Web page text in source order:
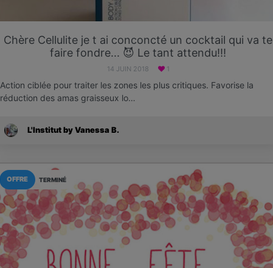
Chère Cellulite je t ai conconcté un cocktail qui va te
faire fondre... 😈 Le tant attendu!!!
14 JUIN 2018 1
Action ciblée pour traiter les zones les plus critiques. Favorise la
réduction des amas graisseux lo…
L'Institut by Vanessa B.
TERMINÉ
OFFRE